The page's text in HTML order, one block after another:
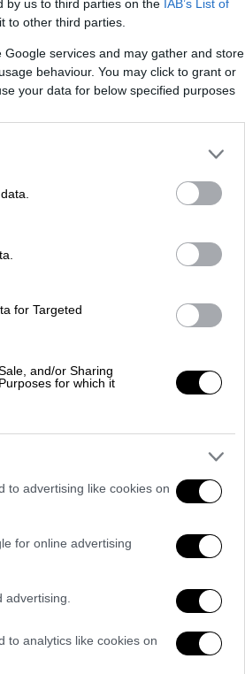
by us to third parties on the IAB’s List of
to other third parties.
services and may gather and store
behaviour. You may click to grant or
your data for below specified purposes
for Targeted
and/or Sharing
for which it
to advertising like cookies on
for online advertising
to analytics like cookies on
Πατρών,
του
ένα
με
(inter-
remote
έχουν
κωδικοποίηση
θέσης του
από Έλληνες